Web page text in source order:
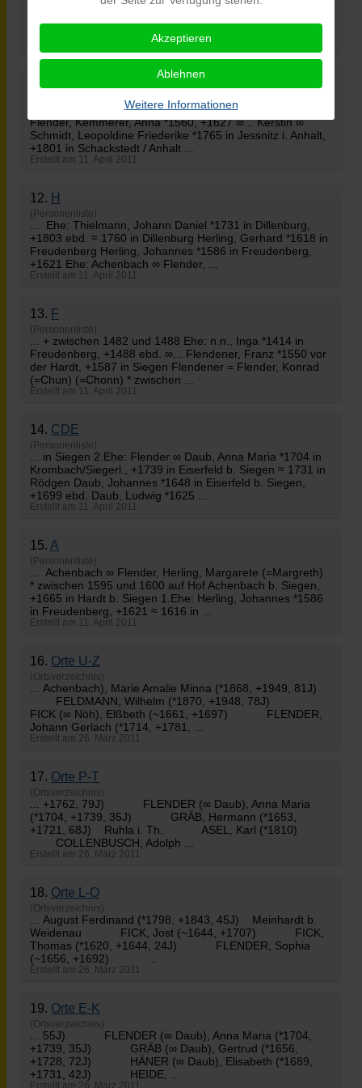
und 1525 in Schneppenkauten b. Weidenau, +1563 in
*1550, +1613 Latsch = Laitz, Laitsch, ...
... ≈ 1749 Kemmerer = Kemper, Hans *1560, +1608 Ehe: ∞
Flender, Kemmerer, Anna *1560, +1627 ∞... Kerstin ∞
Schmidt, Leopoldine Friederike *1765 in Jessnitz i. Anhalt,
+1801 in Schackstedt / Anhalt ...
Erstellt am 11. April 2011
12. H
(Personenliste)
... Ehe: Thielmann, Johann Daniel *1731 in Dillenburg,
+1803 ebd. ≈ 1760 in Dillenburg Herling, Gerhard *1618 in
Freudenberg Herling, Johannes *1586 in Freudenberg,
+1621 Ehe: Achenbach ∞ Flender, ...
Erstellt am 11. April 2011
13. F
(Personenliste)
... + zwischen 1482 und 1488 Ehe: n.n., Inga *1414 in
Freudenberg, +1488 ebd. ∞... Flendener, Franz *1550 vor
der Hardt, +1587 in Siegen Flendener = Flender, Konrad
(=Chun) (=Chonn) * zwischen ...
Erstellt am 11. April 2011
14. CDE
(Personenliste)
... in Siegen 2.Ehe: Flender ∞ Daub, Anna Maria *1704 in
Krombach/Siegerl., +1739 in Eiserfeld b. Siegen ≈ 1731 in
Rödgen Daub, Johannes *1648 in Eiserfeld b. Siegen,
+1699 ebd. Daub, Ludwig *1625 ...
Erstellt am 11. April 2011
15. A
(Personenliste)
... Achenbach ∞ Flender, Herling, Margarete (=Margreth)
* zwischen 1595 und 1600 auf Hof Achenbach b. Siegen,
+1665 in Hardt b. Siegen 1.Ehe: Herling, Johannes *1586
in Freudenberg, +1621 ≈ 1616 in ...
Erstellt am 11. April 2011
16. Orte U-Z
(Ortsverzeichnis)
... Achenbach), Marie Amalie Minna (*1868, +1949, 81J)
FELDMANN, Wilhelm (*1870, +1948, 78J)
FICK (∞ Nöh), Elßbeth (~1661, +1697) FLENDER
Johann Gerlach (*1714, +1781, ...
Erstellt am 26. März 2011
17. Orte P-T
(Ortsverzeichnis)
... +1762, 79J) FLENDER (∞ Daub), Anna Maria
(*1704, +1739, 35J) GRÄB, Hermann (*1653,
+1721, 68J) Ruhla i. Th. ASEL, Karl (*1810)
COLLENBUSCH, Adolph ...
Erstellt am 26. März 2011
18. Orte L-O
(Ortsverzeichnis)
... August Ferdinand (*1798, +1843, 45J) Meinhardt b.
Weidenau FICK, Jost (~1644, +1707) FICK,
Thomas (*1620, +1644, 24J) FLENDER , Sophia
(~1656, +1692) ...
Erstellt am 26. März 2011
19. Orte E-K
(Ortsverzeichnis)
... 55J) FLENDER (∞ Daub), Anna Maria (*1704,
+1739, 35J) GRÄB (∞ Daub), Gertrud (*1656,
+1728, 72J) HÄNER (∞ Daub), Elisabeth (*1689,
+1731, 42J) HEIDE, ...
Erstellt am 26. März 2011
Akzeptieren
Ablehnen
Weitere Informationen